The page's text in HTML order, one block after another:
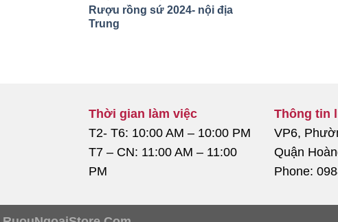
Rượu rồng sứ 2024- nội địa
Trung
Thời gian làm việc
T2- T6: 10:00 AM – 10:00 PM
T7 – CN: 11:00 AM – 11:00
PM
Thông tin
VP6,
Quận
Phone: